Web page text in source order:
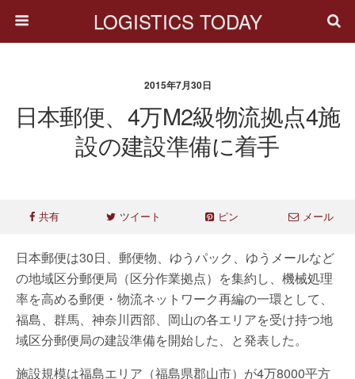
LOGISTICS TODAY
2015年7月30日
日本郵便、4万m2級物流拠点4施
設の建設準備に着手
共有 ツイート ピン メール
日本郵便は30日、郵便物、ゆうパック、ゆうメールなど
の地域区分郵便局（区分作業拠点）を集約し、機械処理
率を高める郵便・物流ネットワーク再編の一環として、
福島、群馬、神奈川西部、岡山の各エリアを受け持つ地
域区分郵便局の建設準備を開始した、と発表した。
施設規模は福島エリア（福島県郡山市）が4万8000平方